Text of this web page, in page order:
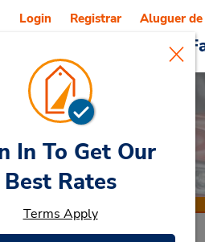
Veículos e serviços
Login Registrar Aluguer
RentalFresno
In To Get Our
Best Rates
Terms Apply